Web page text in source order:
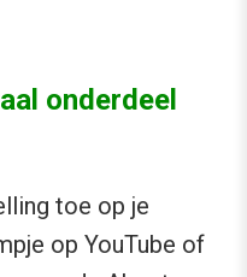
onderdeel
toe op je
op YouTube of